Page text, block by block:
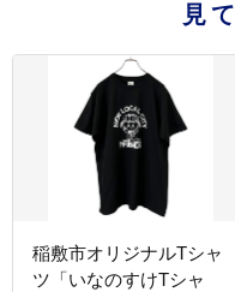
見
稲敷市オリジナルTシャ
ツ「いなのすけTシャ